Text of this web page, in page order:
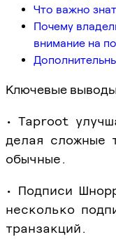
Что важно
Почему
внимание на
Ключевые
• Taproot
делая сложные
обычные.
• Подписи
несколько
транзакций.